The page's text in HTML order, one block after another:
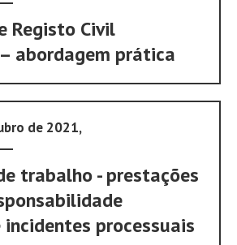
Registo Civil
abordagem prática
de 2021,
trabalho - prestações
processuais